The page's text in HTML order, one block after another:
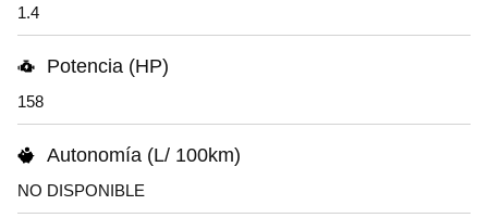
1.4
Potencia (HP)
158
Autonomía (L/ 100km)
NO DISPONIBLE